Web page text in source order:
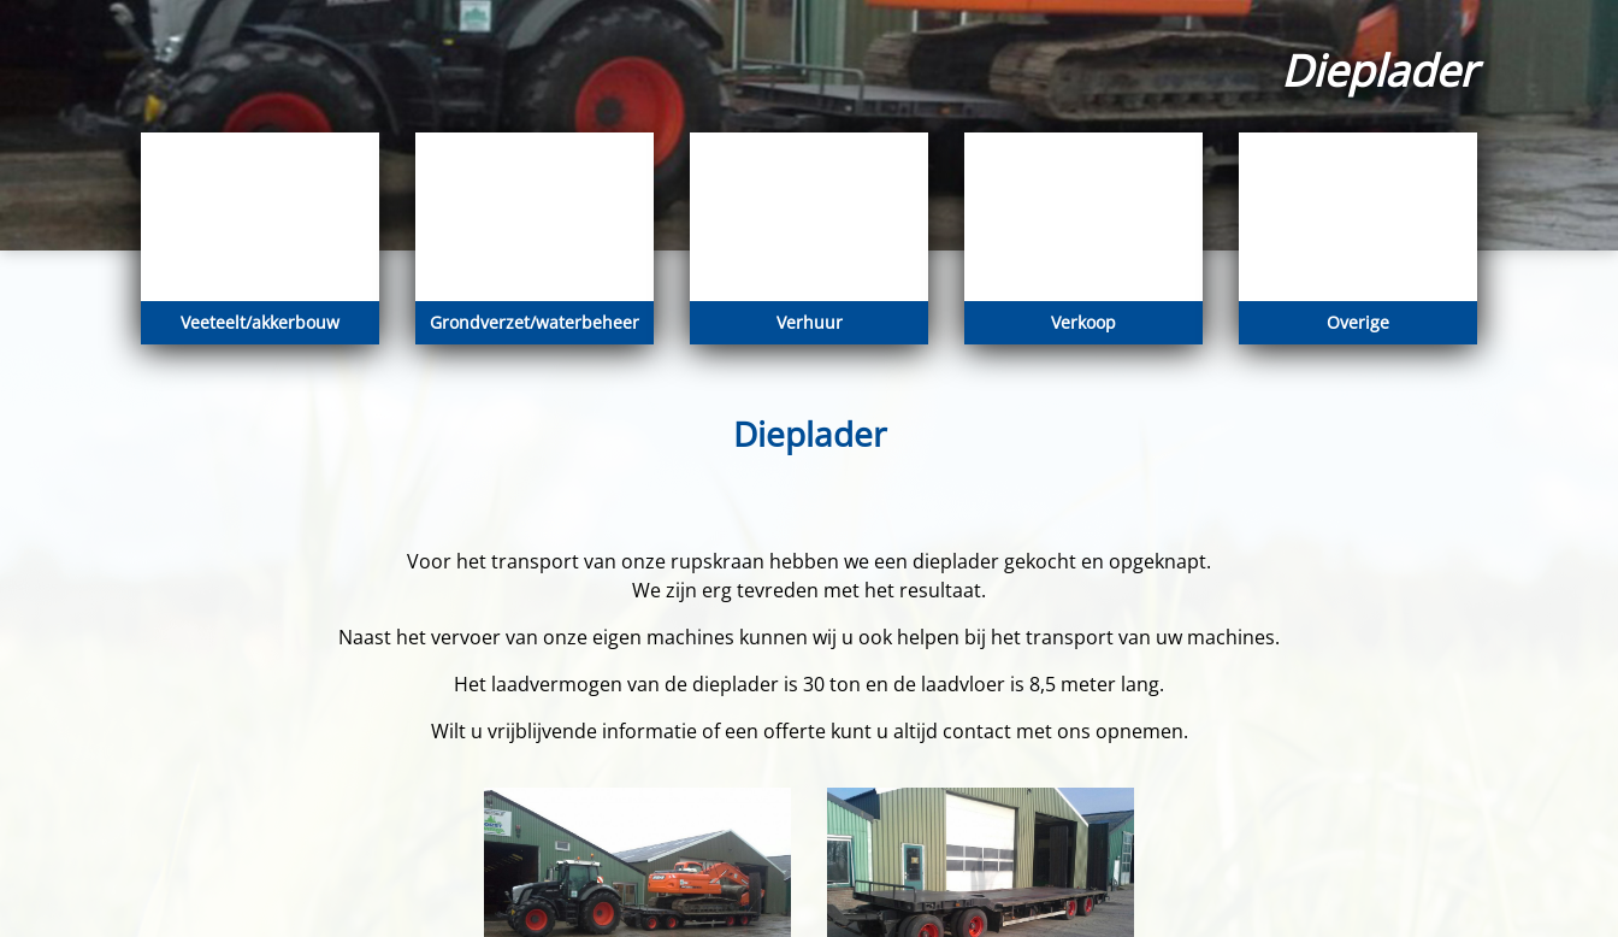
Dieplader
Veeteelt/akkerbouw Grondverzet/waterbeheer Verhuur Verkoop Overige
Dieplader
Voor het transport van onze rupskraan hebben we een dieplader gekocht en opgeknapt.
We zijn erg tevreden met het resultaat.
Naast het vervoer van onze eigen machines kunnen wij u ook helpen bij het transport van uw machines.
Het laadvermogen van de dieplader is 30 ton en de laadvloer is 8,5 meter lang.
Wilt u vrijblijvende informatie of een offerte kunt u altijd contact met ons opnemen.